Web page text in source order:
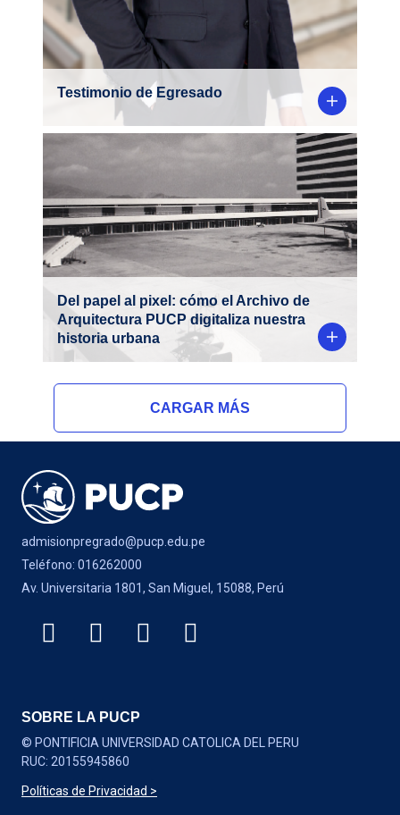
Testimonio de Egresado
Del papel al pixel: cómo el Archivo de
Arquitectura PUCP digitaliza nuestra
historia urbana
Desde planos originales y fotografías
hasta correspondencia y publicaciones, el
Archivo de Arquitectura PUCP alberga un
valioso fondo documental que permite
reconstruir la memoria arquitectónica del
país.
CARGAR MÁS
admisionpregrado@pucp.edu.pe
Teléfono: 016262000
Av. Universitaria 1801, San Miguel, 15088, Perú
SOBRE LA PUCP
© PONTIFICIA UNIVERSIDAD CATOLICA DEL PERU
RUC: 20155945860
Políticas de Privacidad >